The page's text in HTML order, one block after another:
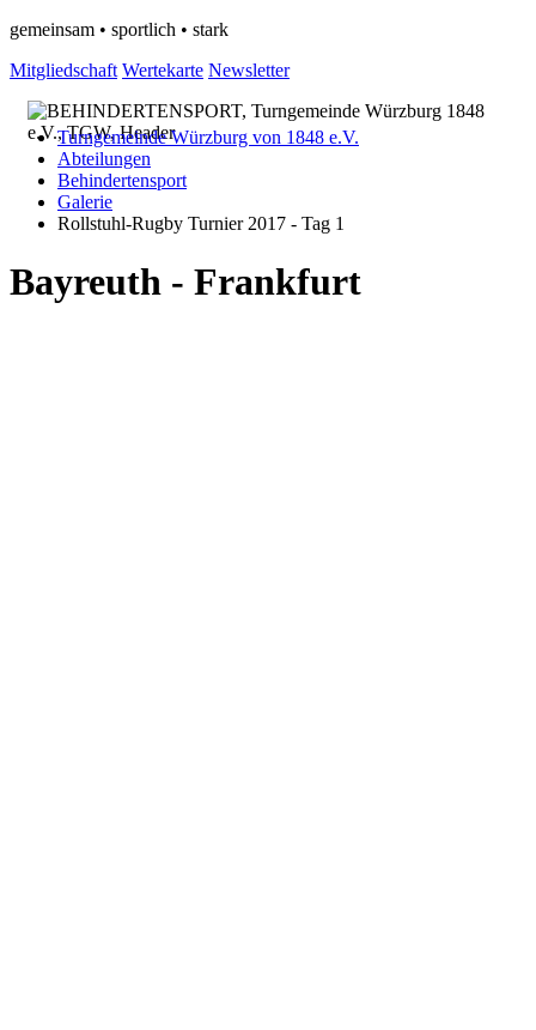
gemeinsam • sportlich • stark
Mitgliedschaft Wertekarte Newsletter
Turngemeinde Würzburg von 1848 e.V.
Abteilungen
Behindertensport
Galerie
Rollstuhl-Rugby Turnier 2017 - Tag 1
Bayreuth - Frankfurt